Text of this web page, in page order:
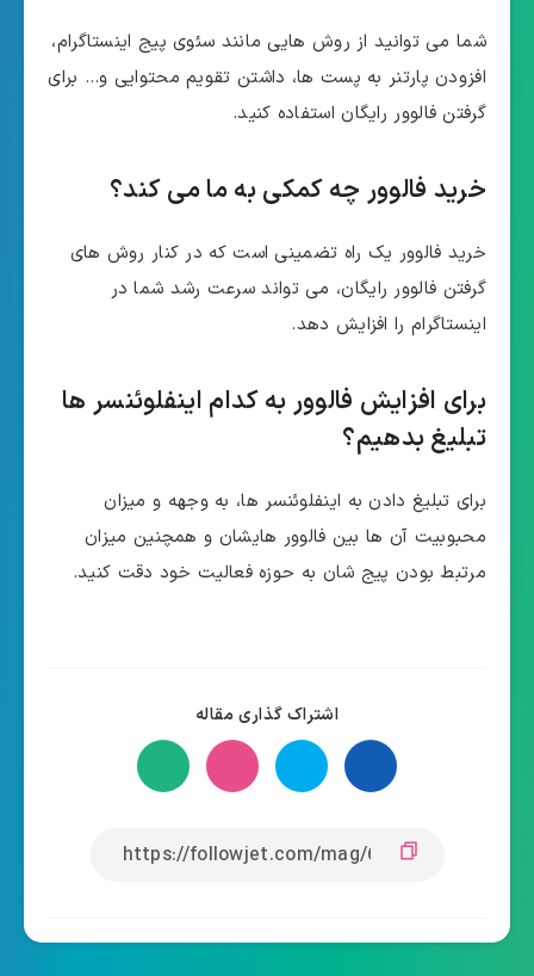
شما می توانید از روش هایی مانند سئوی پیج اینستاگرام،
افزودن پارتنر به پست ها، داشتن تقویم محتوایی و… برای
گرفتن فالوور رایگان استفاده کنید.
خرید فالوور چه کمکی به ما می کند؟
خرید فالوور یک راه تضمینی است که در کنار روش های
گرفتن فالوور رایگان، می تواند سرعت رشد شما در
اینستاگرام را افزایش دهد.
برای افزایش فالوور به کدام اینفلوئنسر ها
تبلیغ بدهیم؟
برای تبلیغ دادن به اینفلوئنسر ها، به وجهه و میزان
محبوبیت آن ها بین فالوور هایشان و همچنین میزان
مرتبط بودن پیج شان به حوزه فعالیت خود دقت کنید.
اشتراک گذاری مقاله